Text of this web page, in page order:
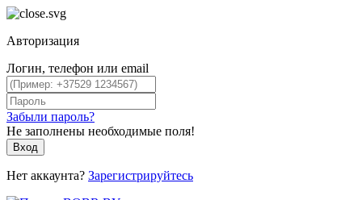
Авторизация
Логин, телефон или email
Забыли пароль?
Не заполнены необходимые поля!
Вход
Нет аккаунта? Зарегистрируйтесь